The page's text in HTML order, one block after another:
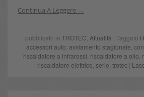
Continua A Leggere
pubblicato in TROTEC Attualità | Taggato
accessori auto avviamento stagionale
riscaldatore a infrarossi riscaldatore a olio
riscaldatore elettrico serie trotec|